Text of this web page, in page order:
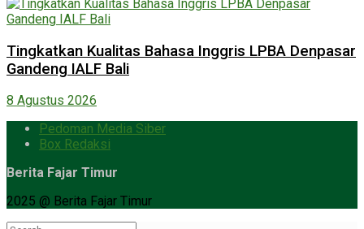
Tingkatkan Kualitas Bahasa Inggris LPBA Denpasar
Gandeng IALF Bali
8 Agustus 2026
Pedoman Media Siber
Box Redaksi
Berita Fajar Timur
2025 @ Berita Fajar Timur